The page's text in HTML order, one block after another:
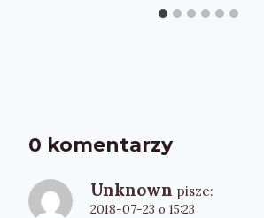
0 komentarzy
Unknown pisze:
2018-07-23 o 15:23